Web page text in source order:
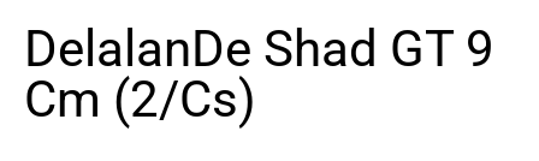
DelalanDe Shad GT 9
Cm (2/cs)